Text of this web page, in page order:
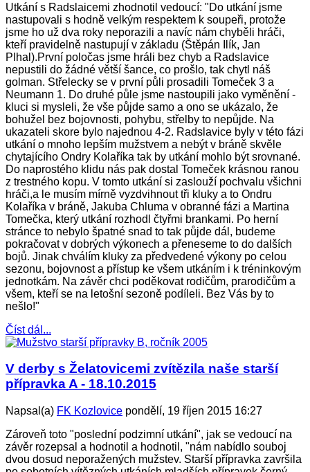
Utkání s Radslaicemi zhodnotil vedoucí: "Do utkání jsme
nastupovali s hodně velkým respektem k soupeři, protože
jsme ho už dva roky neporazili a navíc nám chyběli hráči,
kteří pravidelně nastupují v základu (Štěpán Ilík, Jan
Plhal).První poločas jsme hráli bez chyb a Radslavice
nepustili do žádné větší šance, co prošlo, tak chytl náš
golman. Střelecky se v první půli prosadili Tomeček 3 a
Neumann 1. Do druhé půle jsme nastoupili jako vyměnění -
kluci si mysleli, že vše půjde samo a ono se ukázalo, že
bohužel bez bojovnosti, pohybu, střelby to nepůjde. Na
ukazateli skore bylo najednou 4-2. Radslavice byly v této fázi
utkání o mnoho lepším mužstvem a nebýt v bráně skvěle
chytajícího Ondry Kolaříka tak by utkání mohlo být srovnané.
Do naprostého klidu nás pak dostal Tomeček krásnou ranou
z trestného kopu. V tomto utkání si zaslouží pochvalu všichni
hráči,a le musím mírně vyzdvihnout tři kluky a to Ondru
Kolaříka v bráně, Jakuba Chluma v obranné fázi a Martina
Tomečka, který utkání rozhodl čtyřmi brankami. Po herní
stránce to nebylo špatné snad to tak půjde dál, budeme
pokračovat v dobrých výkonech a přeneseme to do dalších
bojů. Jinak chválím kluky za předvedené výkony po celou
sezonu, bojovnost a přístup ke všem utkáním i k tréninkovým
jednotkám. Na závěr chci poděkovat rodičům, prarodičům a
všem, kteří se na letošní sezoně podíleli. Bez Vás by to
nešlo!"
Číst dál...
V derby s Želatovicemi zvítězila naše starší
přípravka A - 18.10.2015
Napsal(a) FK Kozlovice pondělí, 19 říjen 2015 16:27
Zároveň toto "poslední podzimní utkání", jak se vedoucí na
závěr rozepsal a hodnotil a hodnotil, "nám nabídlo souboj
dvou dosud neporažených mužstev. Starší přípravka završila